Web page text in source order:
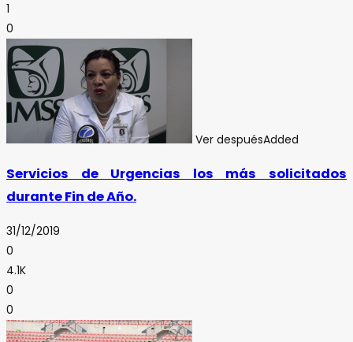
1
0
Ver despuésAdded
Servicios de Urgencias los más solicitados
durante Fin de Año.
31/12/2019
0
4.1K
0
0